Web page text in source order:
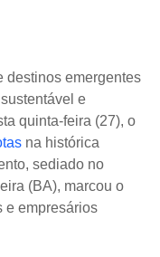
destinos emergentes
e
quinta-feira (27), o
na histórica
sediado no
(BA), marcou o
e empresários